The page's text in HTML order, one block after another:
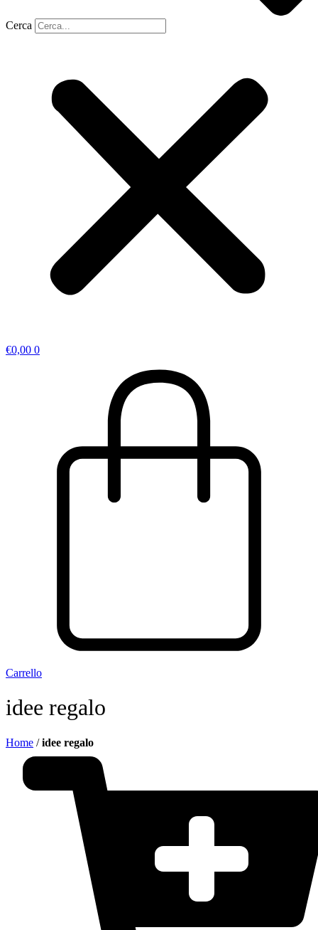
Cerca
€0,00 0
Carrello
idee regalo
Home /idee regalo